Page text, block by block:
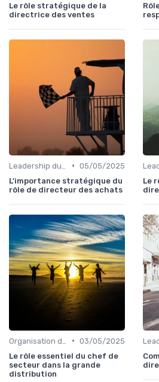
Le rôle stratégique de la
directrice des ventes
• 05/05/2025
L'importance stratégique du
rôle de directeur des achats
Le
• 03/05/2025
Le rôle essentiel du chef de
secteur dans la grande
distribution